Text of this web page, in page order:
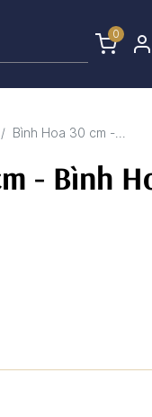
0
Bình Hoa 30 cm -...
- Bình